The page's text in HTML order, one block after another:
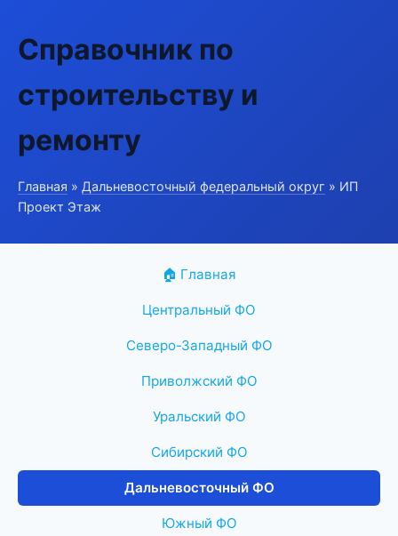
Справочник по
строительству и
ремонту
Главная » Дальневосточный федеральный округ » ИП
Проект Этаж
🏠 Главная
Центральный ФО
Северо-Западный ФО
Приволжский ФО
Уральский ФО
Сибирский ФО
Дальневосточный ФО
Южный ФО